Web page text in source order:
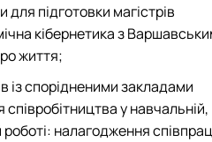
підготовки магістрів
кібернетика з
життя;
із спорідненими закладами
співробітництва у навчальній,
роботі: налагодження